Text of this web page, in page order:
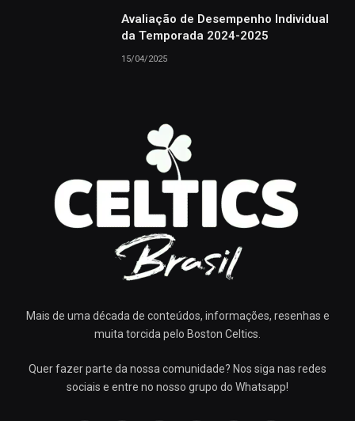
Avaliação de Desempenho Individual
da Temporada 2024-2025
15/04/2025
Mais de uma década de conteúdos, informações, resenhas e
muita torcida pelo Boston Celtics.
Quer fazer parte da nossa comunidade? Nos siga nas redes
sociais e entre no nosso grupo do Whatsapp!